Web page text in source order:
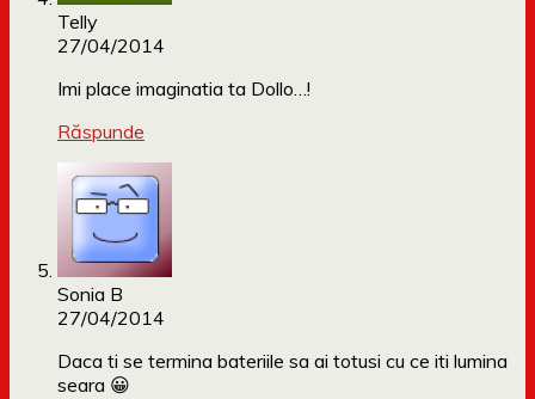
Telly
27/04/2014
Imi place imaginatia ta Dollo…!
Răspunde
Sonia B
27/04/2014
Daca ti se termina bateriile sa ai totusi cu ce iti lumina
seara 😀